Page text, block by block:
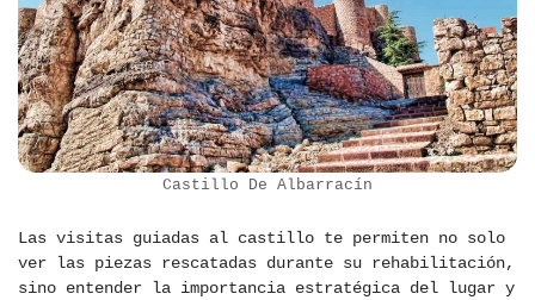
Castillo De Albarracín
Las visitas guiadas al castillo te permiten no solo
ver las piezas rescatadas durante su rehabilitación,
sino entender la importancia estratégica del lugar y